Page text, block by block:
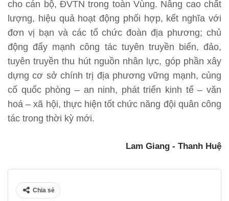
cho cán bộ, ĐVTN trong toàn Vùng. Nâng cao chất
lượng, hiệu quả hoạt động phối hợp, kết nghĩa với
đơn vị bạn và các tổ chức đoàn địa phương; chủ
động đẩy mạnh công tác tuyên truyền biển, đảo,
tuyên truyền thu hút nguồn nhân lực, góp phần xây
dựng cơ sở chính trị địa phương vững mạnh, củng
cố quốc phòng – an ninh, phát triển kinh tế – văn
hoá – xã hội, thực hiện tốt chức năng đội quân công
tác trong thời kỳ mới.
Lam Giang - Thanh Huệ
Chia sẻ